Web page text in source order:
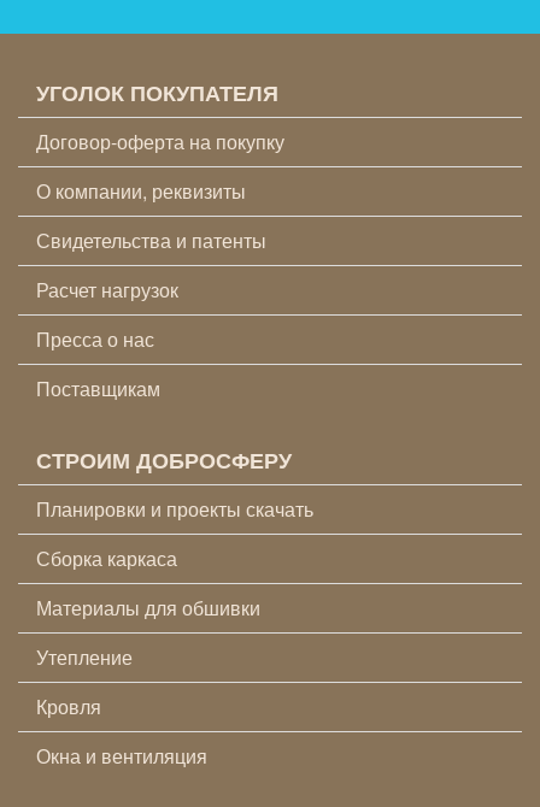
УГОЛОК ПОКУПАТЕЛЯ
Договор-оферта на покупку
О компании, реквизиты
Свидетельства и патенты
Расчет нагрузок
Пресса о нас
Поставщикам
СТРОИМ ДОБРОСФЕРУ
Планировки и проекты скачать
Сборка каркаса
Материалы для обшивки
Утепление
Кровля
Окна и вентиляция